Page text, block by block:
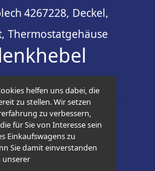
helfen uns dabei, die
zu stellen. Wir setzen
zu verbessern,
für Sie von Interesse sein
Einkaufswagens zu
Sie damit einverstanden
unserer
4267228, Deckel,
Thermostatgehäuse
Ersatzteilhandel